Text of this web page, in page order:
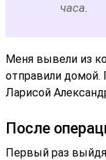
часа.
Меня вывели из
отправили домой.
Ларисой
После
Первый раз выйдя